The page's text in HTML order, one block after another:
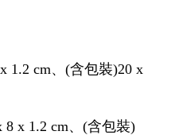
1.2 cm、(含包裝)20 x
8 x 1.2 cm、(含包裝)